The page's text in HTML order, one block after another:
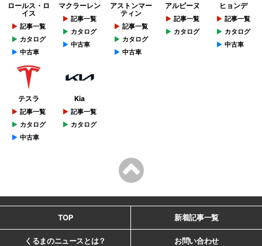
ロールス・ロ
イス
記事一覧
カタログ
中古車
マクラーレン
記事一覧
カタログ
中古車
アストンマー
ティン
記事一覧
カタログ
中古車
アルピーヌ
記事一覧
カタログ
ヒョンデ
記事一覧
カタログ
中古車
テスラ
記事一覧
カタログ
中古車
Kia
記事一覧
カタログ
TOP 新着記事一覧
くるまのニュースとは？ お問い合わせ